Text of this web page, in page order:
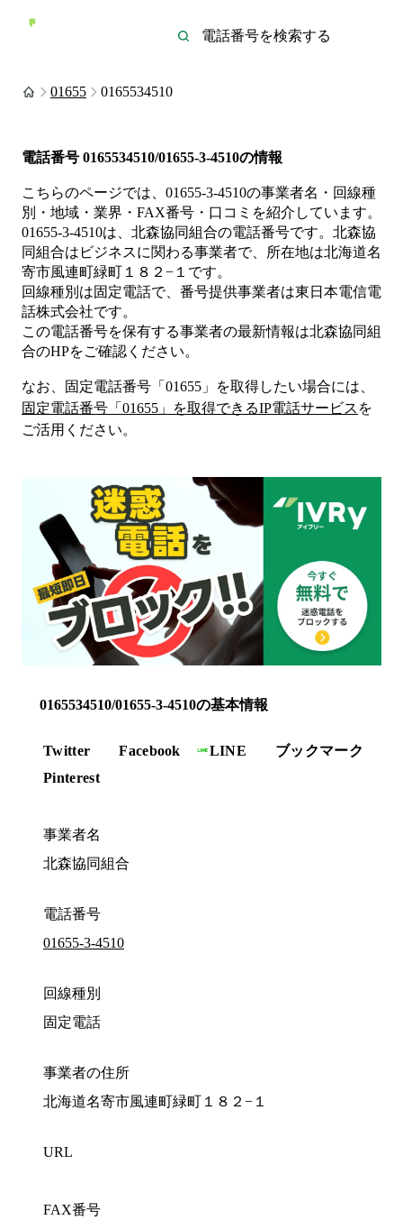
01655 0165534510
電話番号 0165534510/01655-3-4510の情報
こちらのページでは、 01655-3-4510の事業者名・回線種
別・地域・業界・FAX番号・口コミを紹介しています。
01655-3-4510は、 北森協同組合の電話番号です。 北森協
同組合は ビジネスに関わる事業者で、所在地は北海道名
寄市風連町緑町１８２−１ です。
回線種別は固定電話で、番号提供事業者は東日本電信電
話株式会社です。
この電話番号を保有する事業者の最新情報は北森協同組
合のHPをご確認ください。
なお、固定電話番号「 01655 」を取得したい場合には、
固定電話番号「 01655 」を取得できるIP電話サービス を
ご活用ください。
0165534510/01655-3-4510の基本情報
Twitter Facebook LINE
ブックマーク
Pinterest
事業者名
北森協同組合
電話番号
01655-3-4510
回線種別
固定電話
事業者の住所
北海道名寄市風連町緑町１８２−１
URL
FAX番号